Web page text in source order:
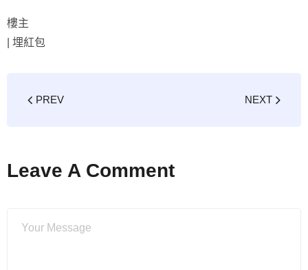
樓主
埋紅包
PREV NEXT
Leave A Comment